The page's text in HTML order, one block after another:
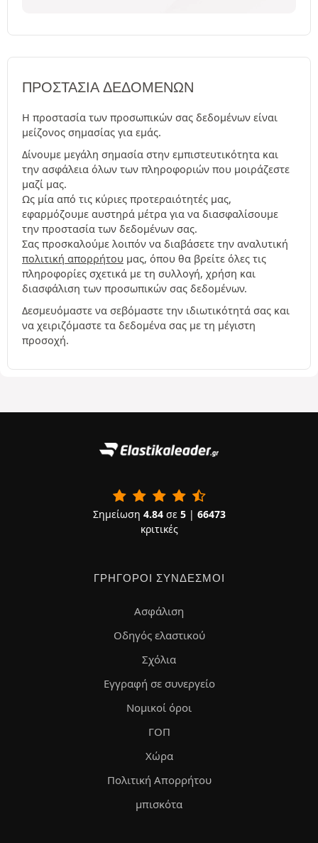
ΠΡΟΣΤΑΣΊΑ ΔΕΔΟΜΈΝΩΝ
Η προστασία των προσωπικών σας δεδομένων είναι
μείζονος σημασίας για εμάς.
Δίνουμε μεγάλη σημασία στην εμπιστευτικότητα και
την ασφάλεια όλων των πληροφοριών που μοιράζεστε
μαζί μας.
Ως μία από τις κύριες προτεραιότητές μας,
εφαρμόζουμε αυστηρά μέτρα για να διασφαλίσουμε
την προστασία των δεδομένων σας.
Σας προσκαλούμε λοιπόν να διαβάσετε την αναλυτική
πολιτική απορρήτου μας, όπου θα βρείτε όλες τις
πληροφορίες σχετικά με τη συλλογή, χρήση και
διασφάλιση των προσωπικών σας δεδομένων.
Δεσμευόμαστε να σεβόμαστε την ιδιωτικότητά σας και
να χειριζόμαστε τα δεδομένα σας με τη μέγιστη
προσοχή.
Σημείωση 4.84σε 5| 66473
κριτικές
ΓΡΉΓΟΡΟΙ ΣΎΝΔΕΣΜΟΙ
Ασφάλιση
Οδηγός ελαστικού
Σχόλια
Εγγραφή σε συνεργείο
Νομικοί όροι
ΓΟΠ
Χώρα
Πολιτική Απορρήτου
μπισκότα